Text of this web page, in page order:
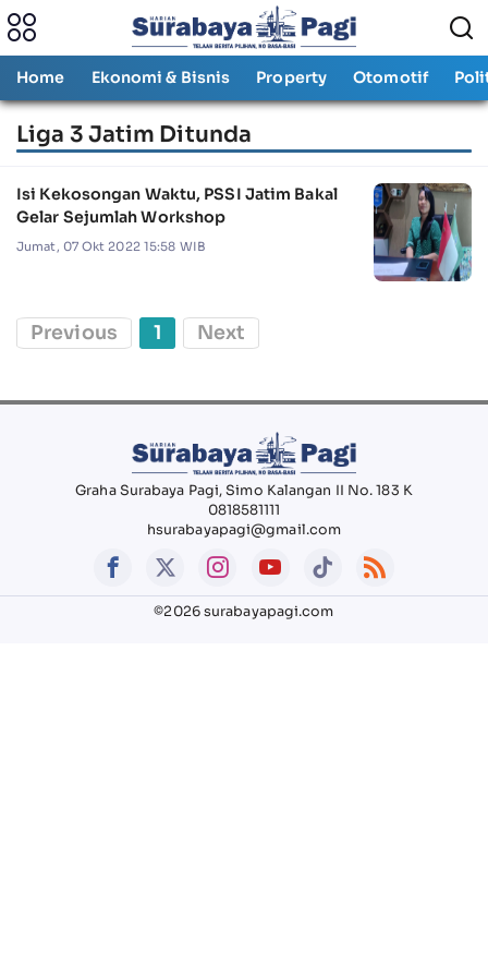
Home Ekonomi & Bisnis Property Otomotif
Liga 3 Jatim Ditunda
Isi Kekosongan Waktu, PSSI Jatim Bakal
Gelar Sejumlah Workshop
Jumat, 07 Okt 2022 15:58 WIB
Previous 1 Next
Graha Surabaya Pagi, Simo Kalangan II No. 183 K
0818581111
hsurabayapagi@gmail.com
©2026 surabayapagi.com